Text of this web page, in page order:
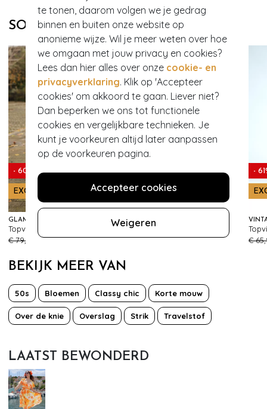
te tonen, daarom volgen we je gedrag
binnen en buiten onze website op
anonieme wijze. Wil je meer weten over hoe
we omgaan met jouw privacy en cookies?
Lees dan hier alles over onze cookie- en
privacyverklaring. Klik op 'Accepteer
cookies' om akkoord te gaan. Liever niet?
Dan beperken we ons tot functionele
cookies en vergelijkbare technieken. Je
kunt je voorkeuren altijd later aanpassen
op de voorkeuren pagina.
Accepteer cookies
Weigeren
SOORTGELIJKE PRODUCTEN
- 60%
EXCLUSIEF
€ 79,95
€ 31,95
- 61%
EXCLUSIEF
€ 65,95 € 25,95
176
-
€
BEKIJK MEER VAN
50s Bloemen Classy chic Korte mouw
Over de knie Overslag Strik Travelstof
LAATST BEWONDERD